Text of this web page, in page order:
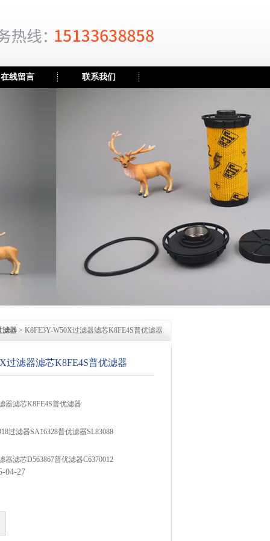
在线留言 联系我们
滤器 > K8FE3Y-W50X过滤器滤芯K8FE4S普优滤器
过滤器滤芯K8FE4S普优滤器
器滤芯K8FE4S普优滤器
过滤器SA16328普优滤器SL83088
器滤芯D563867普优滤器C6370012
04-27